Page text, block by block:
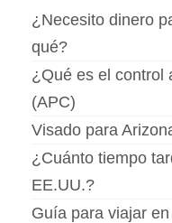
¿Necesito dinero
qué?
¿Qué es el control
(APC)
Visado para
¿Cuánto tiempo
EE.UU.?
Guía para viajar